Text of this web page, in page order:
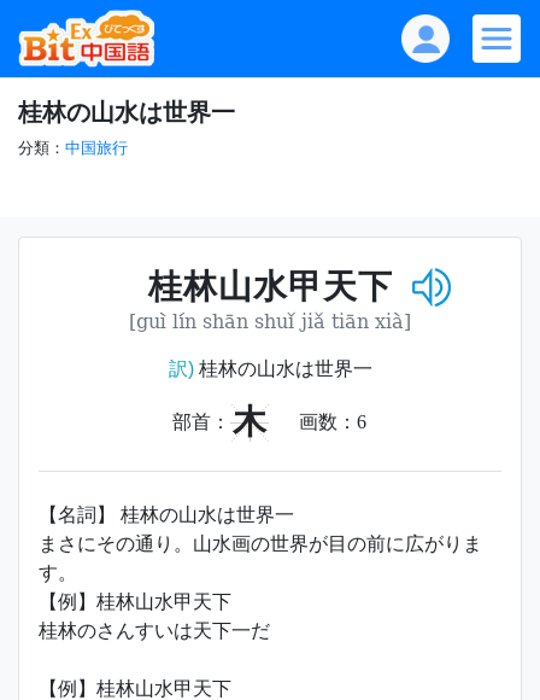
桂林の山水は世界一
分類： 中国旅行
桂林山水甲天下
[guì lín shān shuǐ jiǎ tiān xià]
訳)桂林の山水は世界一
部首： 木 画数： 6
【名詞】 桂林の山水は世界一
まさにその通り。山水画の世界が目の前に広がりま
す。
【例】桂林山水甲天下
桂林のさんすいは天下一だ
【例】桂林山水甲天下